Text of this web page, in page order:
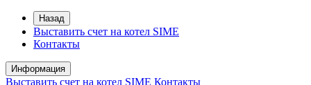
Назад
Выставить счет на котел SIME
Контакты
Информация
Выставить счет на котел SIME Контакты